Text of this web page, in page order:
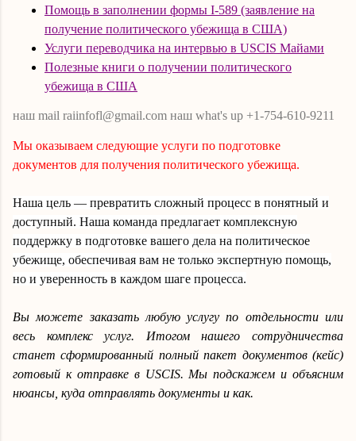
Помощь в заполнении формы I-589 (заявление на
получение политического убежища в США)
Услуги переводчика на интервью в USCIS Майами
Полезные книги о получении политического
убежища в США
наш mail raiinfofl@gmail.com наш what's up +1-754-610-9211
Мы оказываем следующие услуги по подготовке
документов для получения политического убежища.
Наша цель — превратить сложный процесс в понятный и
доступный. Наша команда предлагает комплексную
поддержку в подготовке вашего дела на политическое
убежище, обеспечивая вам не только экспертную помощь,
но и уверенность в каждом шаге процесса.
Вы можете заказать любую услугу по отдельности или
весь комплекс услуг. Итогом нашего сотрудничества
станет сформированный полный пакет документов (кейс)
готовый к отправке в USCIS. Мы подскажем и объясним
нюансы, куда отправлять документы и как.